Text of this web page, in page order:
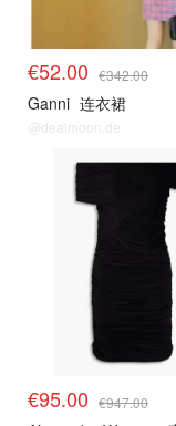
€52.00 €342.00
Ganni 连衣裙
@dealmoon.de
€95.00 €947.00